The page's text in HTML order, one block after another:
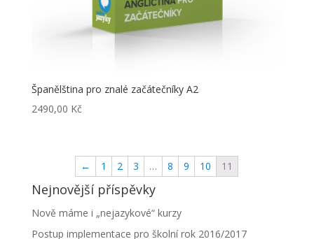
Španělština pro znalé začátečníky A2
2490,00 Kč
← 1 2 3 … 8 9 10 11
Nejnovější příspěvky
Nově máme i „nejazykové“ kurzy
Postup implementace pro školní rok 2016/2017